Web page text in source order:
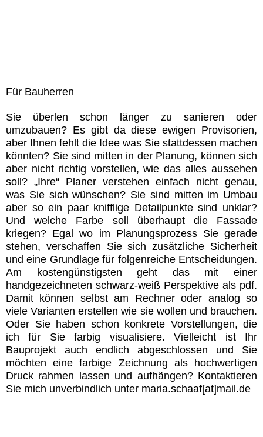
Für Bauherren
Sie überlen schon länger zu sanieren oder
umzubauen? Es gibt da diese ewigen Provisorien,
aber Ihnen fehlt die Idee was Sie stattdessen machen
könnten? Sie sind mitten in der Planung, können sich
aber nicht richtig vorstellen, wie das alles aussehen
soll? „Ihre“ Planer verstehen einfach nicht genau,
was Sie sich wünschen? Sie sind mitten im Umbau
aber so ein paar knifflige Detailpunkte sind unklar?
Und welche Farbe soll überhaupt die Fassade
kriegen? Egal wo im Planungsprozess Sie gerade
stehen, verschaffen Sie sich zusätzliche Sicherheit
und eine Grundlage für folgenreiche Entscheidungen.
Am kostengünstigsten geht das mit einer
handgezeichneten schwarz-weiß Perspektive als pdf.
Damit können selbst am Rechner oder analog so
viele Varianten erstellen wie sie wollen und brauchen.
Oder Sie haben schon konkrete Vorstellungen, die
ich für Sie farbig visualisiere. Vielleicht ist Ihr
Bauprojekt auch endlich abgeschlossen und Sie
möchten eine farbige Zeichnung als hochwertigen
Druck rahmen lassen und aufhängen? Kontaktieren
Sie mich unverbindlich unter maria.schaaf[at]mail.de